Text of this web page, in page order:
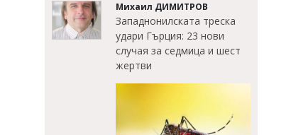
Михаил ДИМИТРОВ
Западнонилската треска
удари Гърция: 23 нови
случая за седмица и шест
жертви